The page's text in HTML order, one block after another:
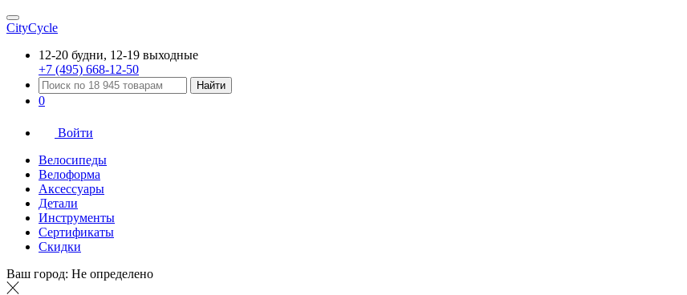
CityCycle
12-20 будни, 12-19 выходные
+7 (495) 668-12-50
Найти
0
Войти
Велосипеды
Велоформа
Аксессуары
Детали
Инструменты
Сертификаты
Скидки
Ваш город: Не определено